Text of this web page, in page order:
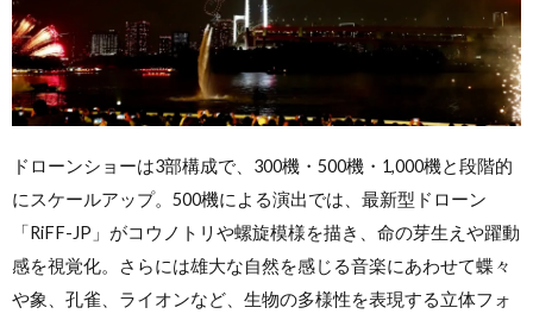
ドローンショーは3部構成で、300機・500機・1,000機と段階的
にスケールアップ。500機による演出では、最新型ドローン
「RiFF-JP」がコウノトリや螺旋模様を描き、命の芽生えや躍動
感を視覚化。さらには雄大な自然を感じる音楽にあわせて蝶々
や象、孔雀、ライオンなど、生物の多様性を表現する立体フォ